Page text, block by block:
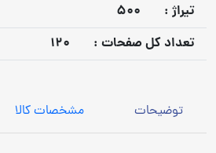
تيراژ :
500
تعداد كل صفحات :
120
توضیحات مشخصات کالا